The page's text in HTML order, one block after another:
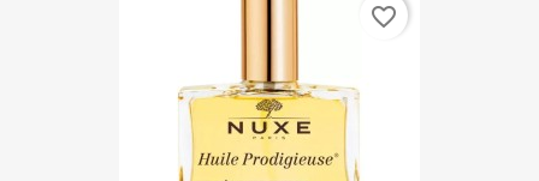
favorite_border